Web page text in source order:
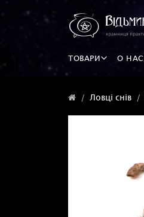
ТОВАРИ О НАС
Ловці снів